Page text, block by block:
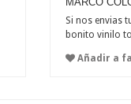
Si nos envias
bonito vinilo
Añadir a